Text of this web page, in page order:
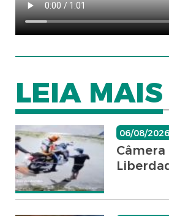
LEIA MAIS
06/08/2026